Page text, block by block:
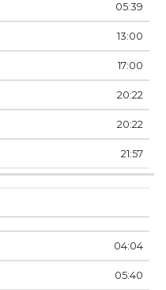
05:39
13:00
17:00
20:22
20:22
21:57
04:04
05:40